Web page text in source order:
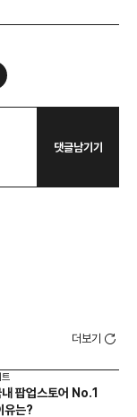
댓글남기기
더보기
팝업스토어 No.1
유는?